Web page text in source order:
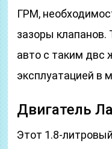
ГРМ,
зазоры
авто с таким двс
эксплуатацией в
Двигатель
Этот 1.8-